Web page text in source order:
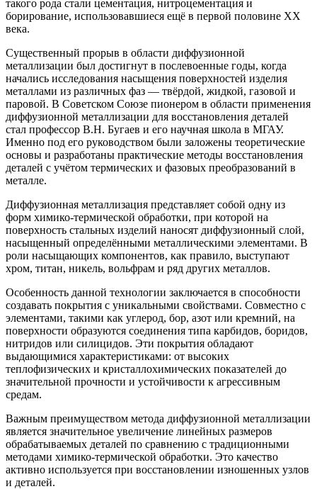
такого рода стали цементация, нитроцементация и
борирование, использовавшиеся ещё в первой половине XX
века.
Существенный прорыв в области диффузионной
металлизации был достигнут в послевоенные годы, когда
начались исследования насыщения поверхностей изделия
металлами из различных фаз — твёрдой, жидкой, газовой и
паровой. В Советском Союзе пионером в области применения
диффузионной металлизации для восстановления деталей
стал профессор В.Н. Бугаев и его научная школа в МГАУ.
Именно под его руководством были заложены теоретические
основы и разработаны практические методы восстановления
деталей с учётом термических и фазовых преобразований в
металле.
Диффузионная металлизация представляет собой одну из
форм химико-термической обработки, при которой на
поверхность стальных изделий наносят диффузионный слой,
насыщенный определёнными металлическими элементами. В
роли насыщающих компонентов, как правило, выступают
хром, титан, никель, вольфрам и ряд других металлов.
Особенность данной технологии заключается в способности
создавать покрытия с уникальными свойствами. Совместно с
элементами, такими как углерод, бор, азот или кремний, на
поверхности образуются соединения типа карбидов, боридов,
нитридов или силицидов. Эти покрытия обладают
выдающимися характеристиками: от высоких
теплофизических и кристаллохимических показателей до
значительной прочности и устойчивости к агрессивным
средам.
Важным преимуществом метода диффузионной металлизации
является значительное увеличение линейных размеров
обрабатываемых деталей по сравнению с традиционными
методами химико-термической обработки. Это качество
активно используется при восстановлении изношенных узлов
и деталей.